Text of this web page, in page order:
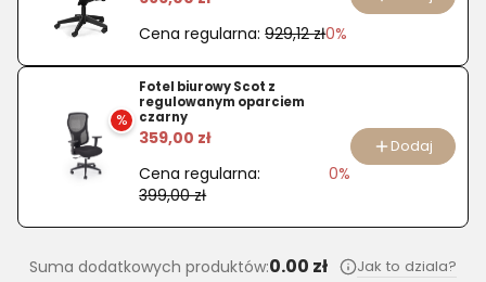
Cena regularna: 929,12 zł0%
%
Fotel biurowy Scot z
regulowanym oparciem
czarny
359,00 zł
Cena regularna:
399,00 zł
0%
Dodaj
Suma dodatkowych produktów:0.00 zł Jak to dziala?